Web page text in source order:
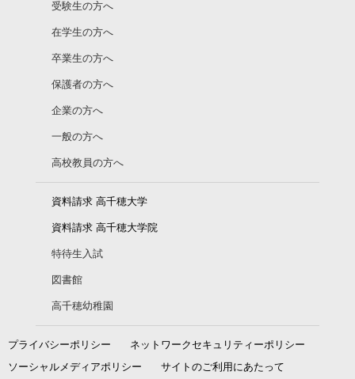
受験生の方へ
在学生の方へ
卒業生の方へ
保護者の方へ
企業の方へ
一般の方へ
高校教員の方へ
資料請求 高千穂大学
資料請求 高千穂大学院
特待生入試
図書館
高千穂幼稚園
プライバシーポリシー
ネットワークセキュリティーポリシー
ソーシャルメディアポリシー
サイトのご利用にあたって